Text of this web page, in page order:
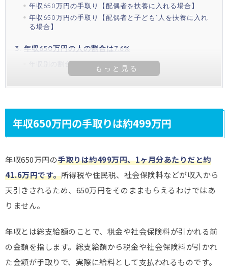
年収650万円の手取り【配偶者を扶養に入れる場合】
年収650万円の手取り【配偶者と子ども1人を扶養に入れ
る場合】
年収650万円の人の割合は7.6%
年収別の割合
年収650万円の手取りは約499万円
年収650万円の手取りは約499万円、1ヶ月分あたりだと約
41.6万円です。所得税や住民税、社会保険料などが収入から
天引きされるため、650万円をそのままもらえるわけではあ
りません。
年収とは総支給額のことで、税金や社会保険料が引かれる前
の金額を指します。総支給額から税金や社会保険料が引かれ
た金額が手取りで、実際に給料として支払われるものです。